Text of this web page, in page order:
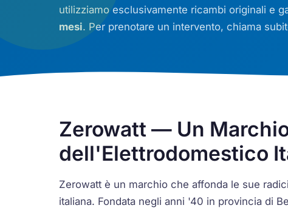
utilizziamo esclusivamente ricambi originali e
mesi. Per prenotare un intervento, chiama
Zerowatt — Un
dell'Elettrodomestico
Zerowatt è un marchio che affonda le sue
italiana. Fondata negli anni '40 in provincia di